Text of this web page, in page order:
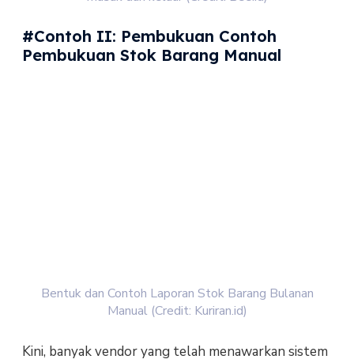
#Contoh II: Pembukuan Contoh
Pembukuan Stok Barang Manual
Bentuk dan Contoh Laporan Stok Barang Bulanan
Manual (Credit: Kuriran.id)
Kini, banyak vendor yang telah menawarkan sistem